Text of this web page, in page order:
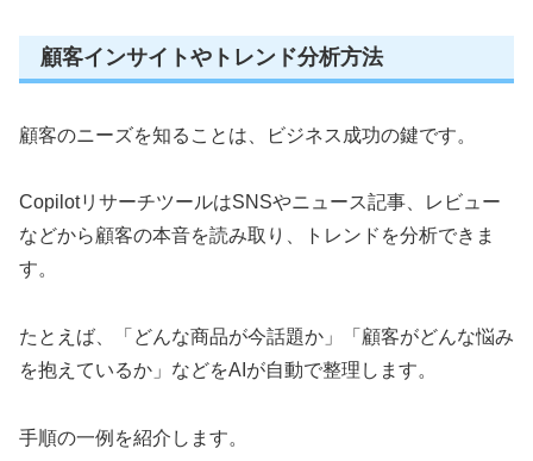
顧客インサイトやトレンド分析方法
顧客のニーズを知ることは、ビジネス成功の鍵です。
CopilotリサーチツールはSNSやニュース記事、レビュー
などから顧客の本音を読み取り、トレンドを分析できま
す。
たとえば、「どんな商品が今話題か」「顧客がどんな悩み
を抱えているか」などをAIが自動で整理します。
手順の一例を紹介します。